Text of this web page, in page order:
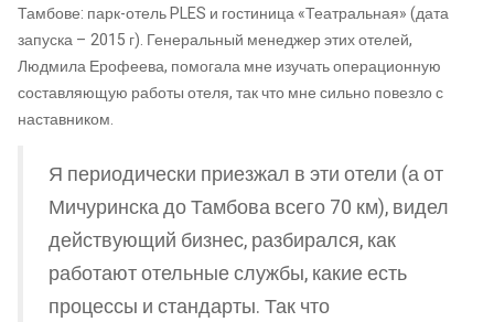
Тамбове: парк-отель PLES и гостиница «Театральная» (дата
запуска – 2015 г). Генеральный менеджер этих отелей,
Людмила Ерофеева, помогала мне изучать операционную
составляющую работы отеля, так что мне сильно повезло с
наставником.
Я периодически приезжал в эти отели (а от
Мичуринска до Тамбова всего 70 км), видел
действующий бизнес, разбирался, как
работают отельные службы, какие есть
процессы и стандарты. Так что